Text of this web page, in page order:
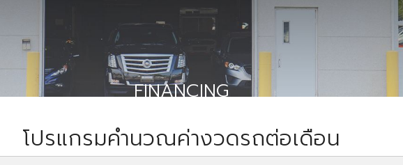
FINANCING
โปรแกรมคำนวณค่างวดรถต่อเดือน